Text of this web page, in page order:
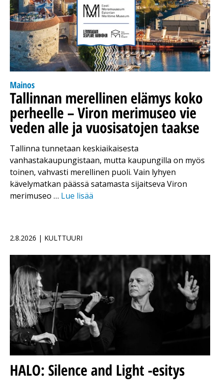
Mainos
Tallinnan merellinen elämys koko
perheelle – Viron merimuseo vie
veden alle ja vuosisatojen taakse
Tallinna tunnetaan keskiaikaisesta
vanhastakaupungistaan, mutta kaupungilla on myös
toinen, vahvasti merellinen puoli. Vain lyhyen
kävelymatkan päässä satamasta sijaitseva Viron
merimuseo … Lue lisää
2.8.2026 | KULTTUURI
HALO: Silence and Light -esitys